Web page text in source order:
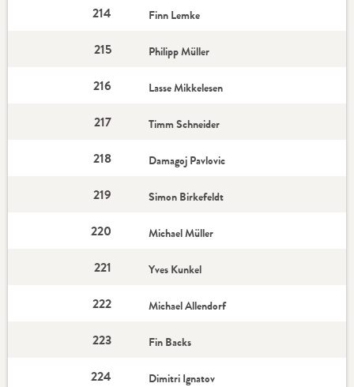
214 Finn Lemke
215 Philipp Müller
216 Lasse Mikkelesen
217 Timm Schneider
218 Damagoj Pavlovic
219 Simon Birkefeldt
220 Michael Müller
221 Yves Kunkel
222 Michael Allendorf
223 Fin Backs
224 Dimitri Ignatov